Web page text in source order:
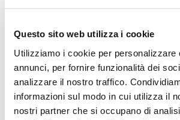
Questo sito web utilizza i cookie
Utilizziamo i cookie per personalizzare
annunci, per fornire funzionalità dei
analizzare il nostro traffico.
informazioni sul modo in cui utilizza il
nostri partner che si occupano di
NA PETIT FLEUR
20MROSSO/
DISPONIBILITÀ:
Effettua l'accesso per